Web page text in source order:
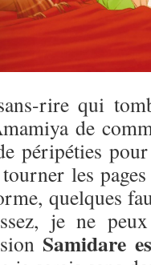
rire qui
de
péripéties
les
quelques
je ne
Samidare